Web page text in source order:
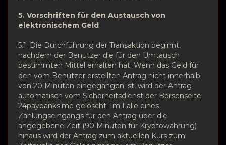
5. Vorschriften für den Austausch von
elektronischem Geld
5.1. Die Durchführung der Transaktion beginnt,
nachdem der Benutzer die für den Umtausch
bestimmten Mittel erhalten hat. Wenn das Geld für
den vom Benutzer erstellten Antrag nicht innerhalb
von 20 Minuten eingegangen ist, wird der Antrag
automatisch vom Sicherheitsdienst der Börsenseite
24paybanks.me gelöscht. Im Falle eines
Zahlungseingangs für den Antrag über die
angegebene Zeit (90 Minuten für Kryptowährung)
hinaus wird der Antrag zum aktuellen Kurs zum